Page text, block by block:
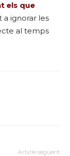
els que
a ignorar les
al temps
Article següent